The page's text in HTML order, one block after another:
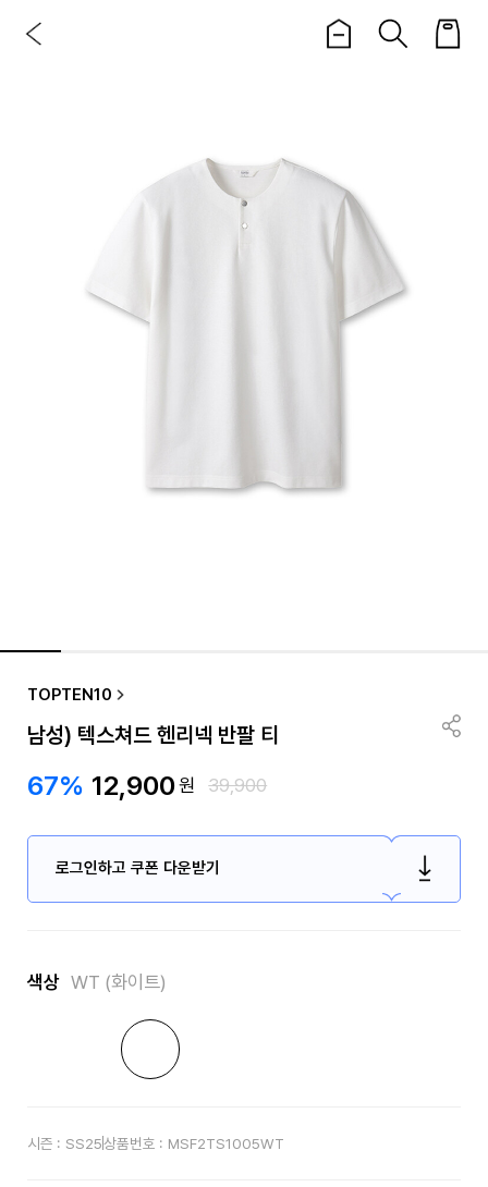
TOPTEN10
남성) 텍스쳐드 헨리넥 반팔 티
67% 12,900원 39,900
로그인하고 쿠폰 다운받기
색상 WT (화이트)
시즌 : SS25상품번호 : MSF2TS1005WT